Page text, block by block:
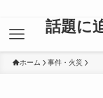
話題に
ホーム 事件・火災